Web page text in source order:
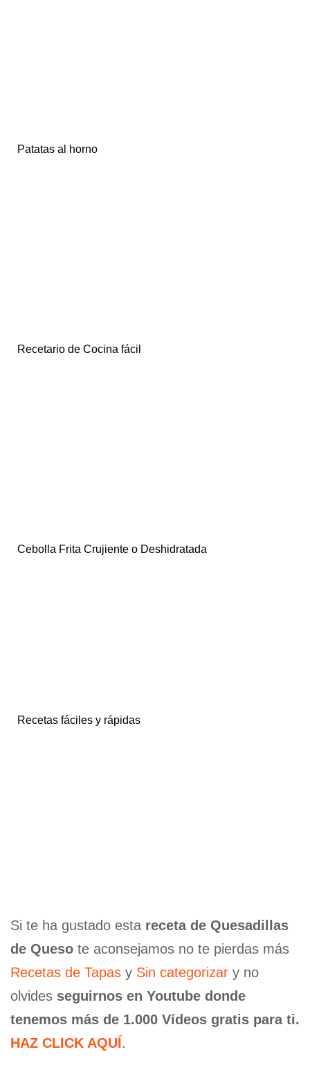
Patatas al horno
Recetario de Cocina fácil
Cebolla Frita Crujiente o Deshidratada
Recetas fáciles y rápidas
Si te ha gustado esta receta de Quesadillas
de Queso te aconsejamos no te pierdas más
Recetas de Tapas y Sin categorizar y no
olvides seguirnos en Youtube donde
tenemos más de 1.000 Vídeos gratis para ti.
HAZ CLICK AQUÍ.